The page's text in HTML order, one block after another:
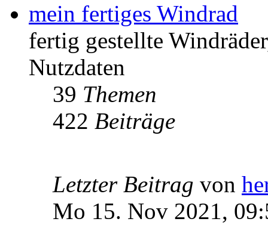
mein fertiges Windrad
fertig gestellte
Nutzdaten
39 Themen
422 Beiträge
Letzter Beitrag von
Mo 15. Nov 2021,